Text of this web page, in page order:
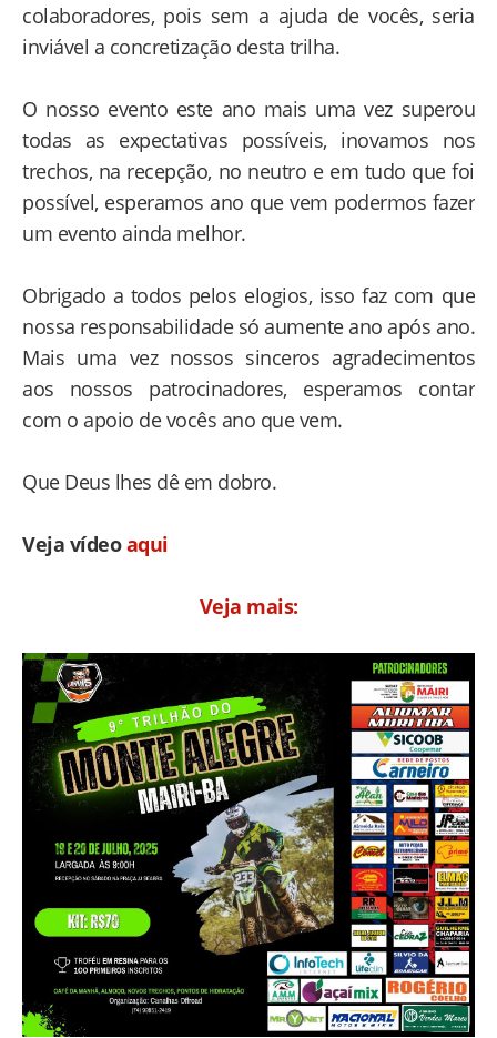
colaboradores, pois sem a ajuda de vocês, seria
inviável a concretização desta trilha.
O nosso evento este ano mais uma vez superou
todas as expectativas possíveis, inovamos nos
trechos, na recepção, no neutro e em tudo que foi
possível, esperamos ano que vem podermos fazer
um evento ainda melhor.
Obrigado a todos pelos elogios, isso faz com que
nossa responsabilidade só aumente ano após ano.
Mais uma vez nossos sinceros agradecimentos
aos nossos patrocinadores, esperamos contar
com o apoio de vocês ano que vem.
Que Deus lhes dê em dobro.
Veja vídeoaqui
Veja mais: